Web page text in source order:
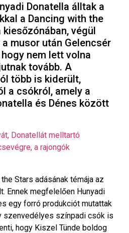
Donatella álltak a
a Dancing with the
végül
musor után Gelencsér
nem lett volna
tovább. A
több is kiderült,
a csókról, amely a
és Dénes között
Donatellát melltartó
a rajongók
Stars adásának témája az
Ennek megfelelően Hunyadi
egy forró produkciót mutattak
szenvedélyes színpadi csók is
hogy Kiszel Tünde boldog